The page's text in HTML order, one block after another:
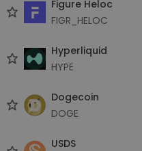
Figure Heloc
FIGR_HELOC
Hyperliquid
HYPE
Dogecoin
DOGE
USDS